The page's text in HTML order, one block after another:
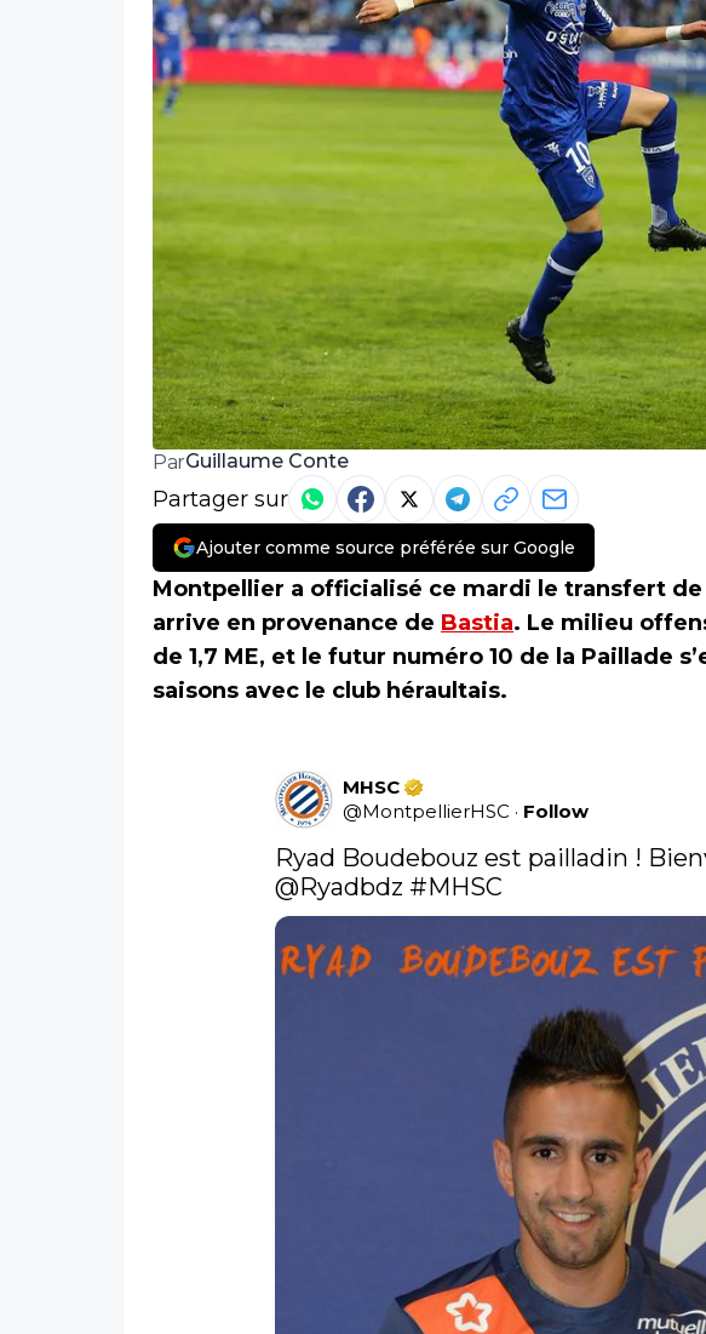
ParGuillaume Conte
Partager sur
Ajouter comme source préférée sur Google
Montpellier a officialisé ce mardi le transfert de
arrive en provenance de Bastia. Le milieu
de 1,7 ME, et le futur numéro 10 de la Paillade
saisons avec le club héraultais.
MHSC
@MontpellierHSC · Follow
Ryad Boudebouz est pailladin !
@Ryadbdz #MHSC